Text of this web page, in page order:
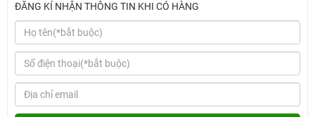
ĐĂNG KÍ NHẬN THÔNG TIN KHI CÓ HÀNG